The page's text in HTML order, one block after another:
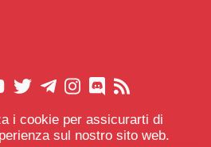
i cookie per assicurarti di
sul nostro sito web.